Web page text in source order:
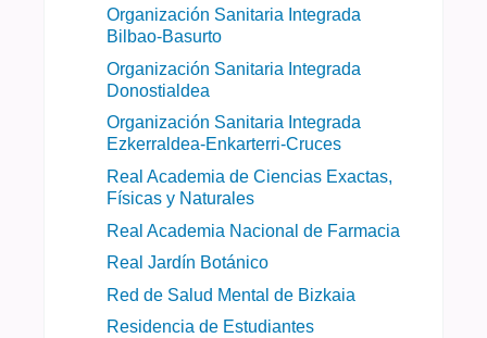
Organización Sanitaria Integrada
Bilbao-Basurto
Organización Sanitaria Integrada
Donostialdea
Organización Sanitaria Integrada
Ezkerraldea-Enkarterri-Cruces
Real Academia de Ciencias Exactas,
Físicas y Naturales
Real Academia Nacional de Farmacia
Real Jardín Botánico
Red de Salud Mental de Bizkaia
Residencia de Estudiantes